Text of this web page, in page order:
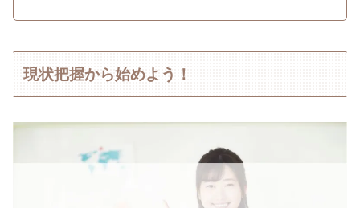
現状把握から始めよう！